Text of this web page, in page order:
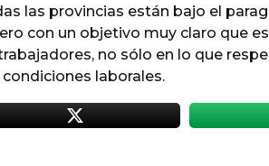
las provincias están bajo el
con un objetivo muy claro que
no sólo en lo que
laborales.